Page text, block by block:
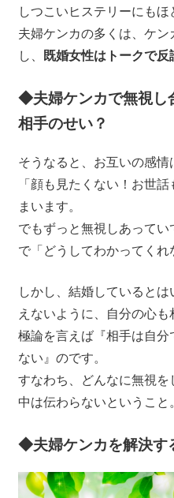
しつこいヒステリーにもほ
夫婦ケンカの多くは、ケ
し、
既婚女性はトークで反
◆夫婦ケンカで無視し
相手のせい？
そうなると、お互いの感情
「顔も見たくない！お世
まいます。
でもずっと無視しあって
で「どうしてわかってくれ
しかし、結婚していると
えないように、自分の心も
極論を言えば『相手は自
ない』のです。
すなわち、どんなに無視
中は伝わらないということ。
◆夫婦ケンカを解決す